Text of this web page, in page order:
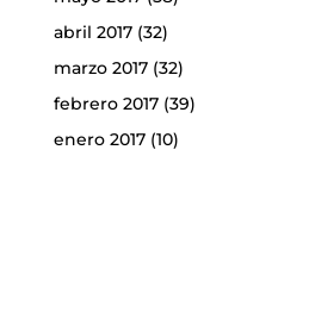
abril 2017(32)
marzo 2017(32)
febrero 2017(39)
enero 2017(10)